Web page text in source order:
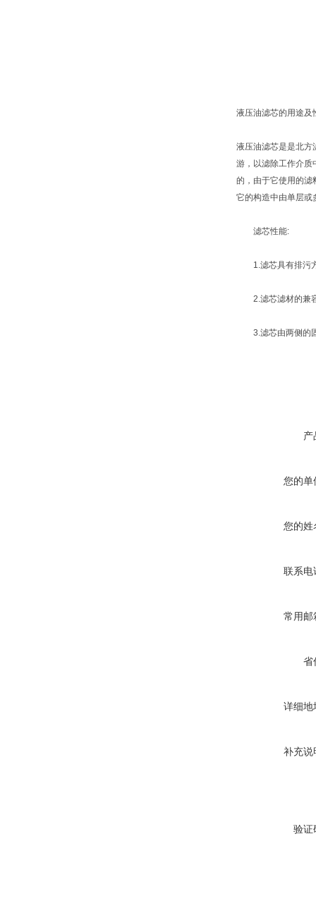
液压油滤芯的用途及
液压油滤芯是是北方
游，以滤除工作介质
的，由于它使用的滤
它的构造中由单层或
滤芯性能:
1.滤芯具有排污方
2.滤芯滤材的兼容
3.滤芯由两侧的固
产
您的单
您的姓
联系电
常用邮
省
详细地
补充说
验证